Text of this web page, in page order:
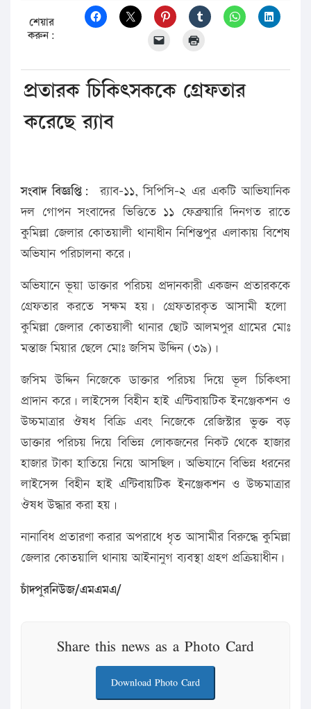
শেয়ার
করুন:
প্রতারক চিকিৎসককে গ্রেফতার
করেছে র‌্যাব
সংবাদ বিজ্ঞপ্তি:
র‌্যাব-১১, সিপিসি-২ এর একটি আভিযানিক
দল গোপন সংবাদের ভিত্তিতে ১১ ফেব্রুয়ারি দিনগত রাতে
কুমিল্লা জেলার কোতয়ালী থানাধীন নিশিন্তপুর এলাকায় বিশেষ
অভিযান পরিচালনা করে।
অভিযানে ভূয়া ডাক্তার পরিচয় প্রদানকারী একজন প্রতারককে
গ্রেফতার করতে সক্ষম হয়। গ্রেফতারকৃত আসামী হলো
কুমিল্লা জেলার কোতয়ালী থানার ছোট আলমপুর গ্রামের মোঃ
মন্তাজ মিয়ার ছেলে মোঃ জসিম উদ্দিন (৩৯)।
জসিম উদ্দিন নিজেকে ডাক্তার পরিচয় দিয়ে ভূল চিকিৎসা
প্রাদান করে। লাইসেন্স বিহীন হাই এন্টিবায়টিক ইনঞ্জেকশন ও
উচ্চমাত্রার ঔষধ বিক্রি এবং নিজেকে রেজিস্টার ভুক্ত বড়
ডাক্তার পরিচয় দিয়ে বিভিন্ন লোকজনের নিকট থেকে হাজার
হাজার টাকা হাতিয়ে নিয়ে আসছিল। অভিযানে বিভিন্ন ধরনের
লাইসেন্স বিহীন হাই এন্টিবায়টিক ইনঞ্জেকশন ও উচ্চমাত্রার
ঔষধ উদ্ধার করা হয়।
নানাবিধ প্রতারণা করার অপরাধে ধৃত আসামীর বিরুদ্ধে কুমিল্লা
জেলার কোতয়ালি থানায় আইনানুগ ব্যবস্থা গ্রহণ প্রক্রিয়াধীন।
চাঁদপুরনিউজ/এমএমএ/
Share this news as a Photo Card
Download Photo Card